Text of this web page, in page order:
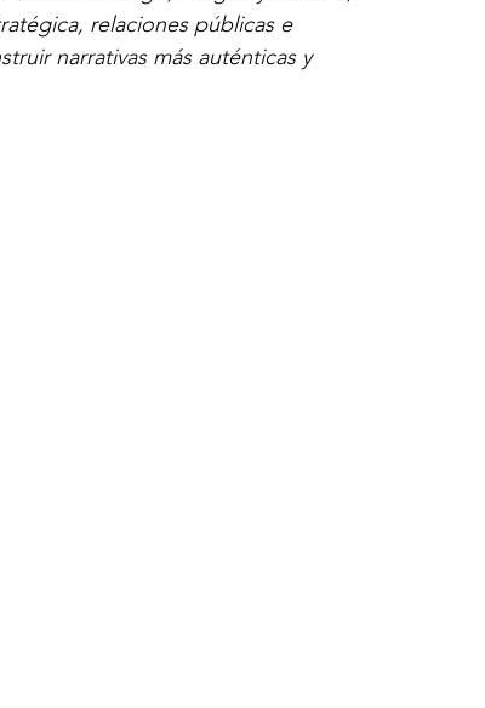
relaciones públicas e
narrativas más auténticas y